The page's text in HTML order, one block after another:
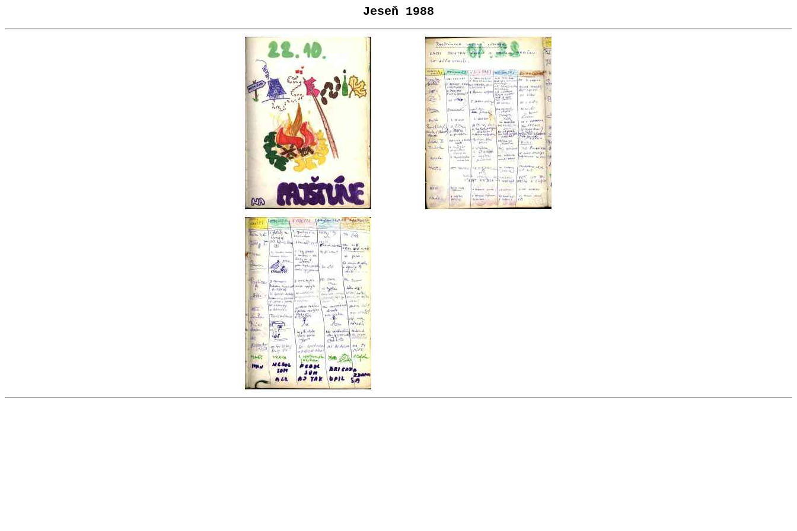
Jeseň 1988